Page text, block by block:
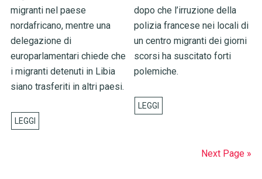
migranti nel paese
nordafricano, mentre una
delegazione di
europarlamentari chiede che
i migranti detenuti in Libia
siano trasferiti in altri paesi.
dopo che l’irruzione della
polizia francese nei locali di
un centro migranti dei giorni
scorsi ha suscitato forti
polemiche.
Next Page »